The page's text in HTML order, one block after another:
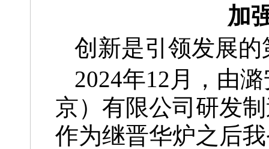
加
创新是引领发展
2024年12月，由
京）有限公司研发
作为继晋华炉之后